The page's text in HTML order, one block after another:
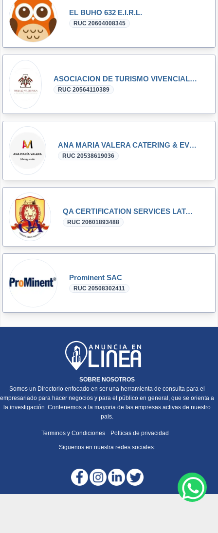
EL BUHO 632 E.I.R.L.
RUC 20604008345
ASOCIACION DE TURISMO VIVENCIAL WILLUQ AYLLU INKA
RUC 20564110389
ANA MARIA VALERA CATERING & EVENTOS E.I.R.L
RUC 20538619036
QA CERTIFICATION SERVICES LATAM S.A.C
RUC 20601893488
Prominent SAC
RUC 20508302411
SOBRE NOSOTROS
Somos un Directorio enfocado en ser una herramienta de consulta para el
empresariado para hacer negocios y para el público en general, que se orienta a
la investigación. Contenemos a la mayoria de las empresas activas de nuestro
pais.
Terminos y Condiciones Polticas de privacidad
Siguenos en nuestra redes sociales: